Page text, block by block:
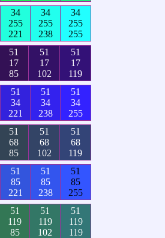
34
255
221
34
255
238
34
255
255
51
17
85
51
17
102
51
17
119
51
34
221
51
34
238
51
34
255
51
68
85
51
68
102
51
68
119
51
85
221
51
85
238
51
85
255
51
119
85
51
119
102
51
119
119